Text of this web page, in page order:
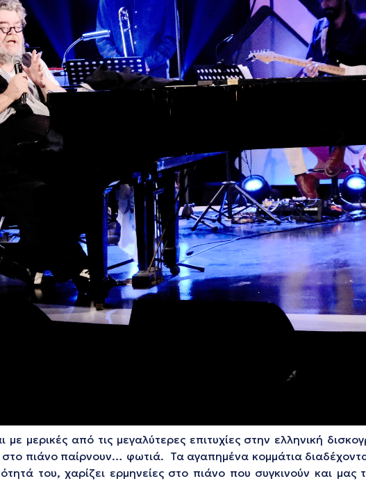
μερικές από τις μεγαλύτερες επιτυχίες στην ελληνική
πιάνο παίρνουν… φωτιά. Τα αγαπημένα κομμάτια
του, χαρίζει ερμηνείες στο πιάνο που συγκινούν και μας